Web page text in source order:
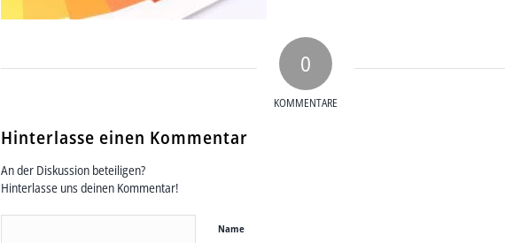
0
KOMMENTARE
Hinterlasse einen Kommentar
An der Diskussion beteiligen?
Hinterlasse uns deinen Kommentar!
Name